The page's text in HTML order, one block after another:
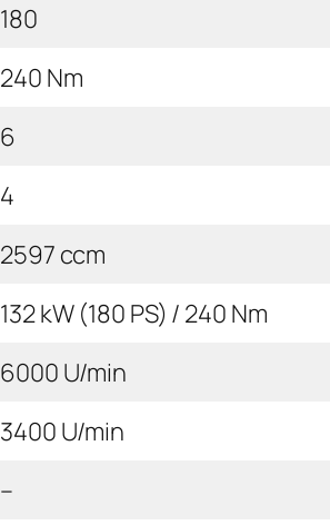
180
240 Nm
6
4
2597 ccm
132 kW (180 PS) / 240 Nm
6000 U/min
3400 U/min
–